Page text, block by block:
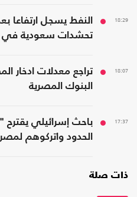
18:29
النفط يسجل
تحشدات سعودية في
18:07
تراجع معدلات ادخار
البنوك المصرية
17:37
باحث إسرائيلي يقترح
الحدود واتركوهم لمصر
ذات صلة